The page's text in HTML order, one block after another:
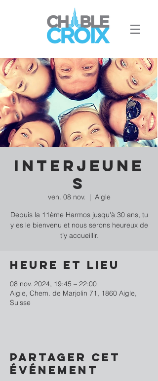
Interjeune
s
ven. 08 nov.
  |
Aigle
Depuis la 11ème Harmos jusqu'à 30 ans, tu
y es le bienvenu et nous serons heureux de
t’y accueillir.
Heure et lieu
08 nov. 2024, 19:45 – 22:00
Aigle, Chem. de Marjolin 71, 1860 Aigle,
Suisse
Partager cet
événement